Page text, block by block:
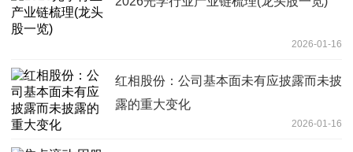
2026-01-16
红相股份：公司基本面未有应披露而未披
露的重大变化
2026-01-16